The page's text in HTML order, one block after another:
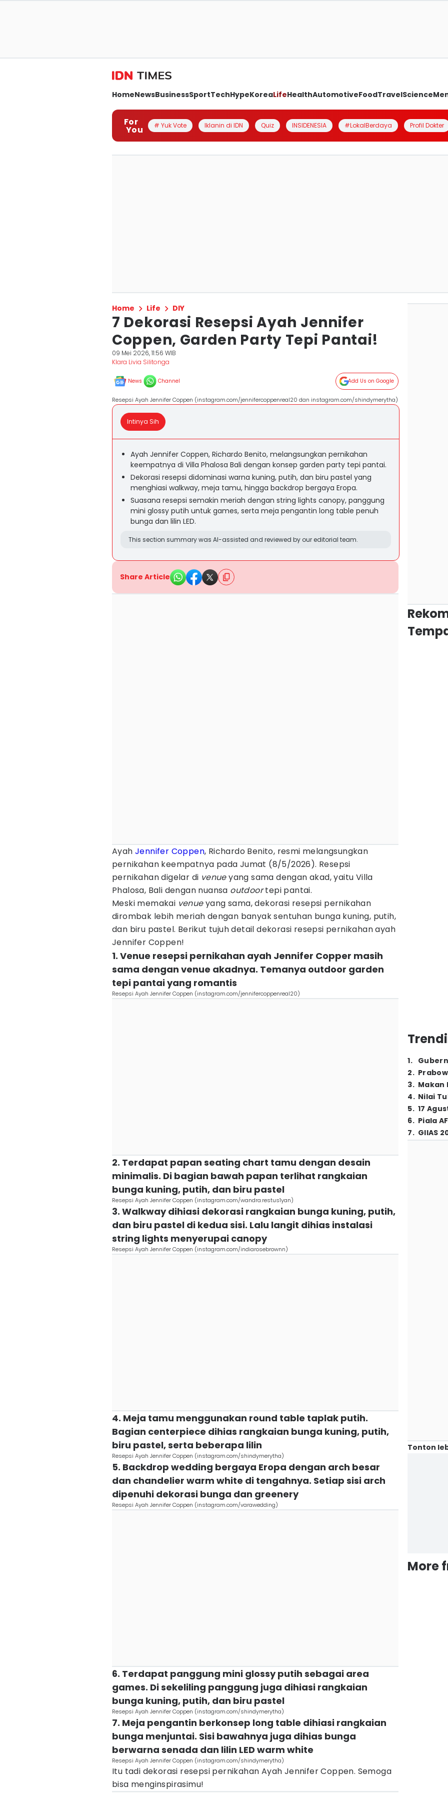
HomeNewsBusinessSportTechHypeKoreaLifeHealthAutomotiveFoodTravelScience
For
You # Yuk Vote Iklanin di IDN Quiz INSIDENESIA #LokalBerdaya Profil Dokter
Home Life DIY
7 Dekorasi Resepsi Ayah Jennifer
Coppen, Garden Party Tepi Pantai!
09 Mei 2026, 11:56 WIB
Klara Livia Silitonga
News Channel Add Us on Google
Resepsi Ayah Jennifer Coppen (instagram.com/jennifercoppenreal20 dan instagram.com/shindymerytha)
Intinya Sih
Ayah Jennifer Coppen, Richardo Benito, melangsungkan pernikahan
keempatnya di Villa Phalosa Bali dengan konsep garden party tepi pantai.
Dekorasi resepsi didominasi warna kuning, putih, dan biru pastel yang
menghiasi walkway, meja tamu, hingga backdrop bergaya Eropa.
Suasana resepsi semakin meriah dengan string lights canopy, panggung
mini glossy putih untuk games, serta meja pengantin long table penuh
bunga dan lilin LED.
This section summary was AI-assisted and reviewed by our editorial team.
Share Article
Ayah Jennifer Coppen, Richardo Benito, resmi melangsungkan
pernikahan keempatnya pada Jumat (8/5/2026). Resepsi
pernikahan digelar di venueyang sama dengan akad, yaitu Villa
Phalosa, Bali dengan nuansa outdoortepi pantai.
Meski memakai venueyang sama, dekorasi resepsi pernikahan
dirombak lebih meriah dengan banyak sentuhan bunga kuning, putih,
dan biru pastel. Berikut tujuh detail dekorasi resepsi pernikahan ayah
Jennifer Coppen!
1. Venue resepsi pernikahan ayah Jennifer Copper masih
sama dengan venue akadnya. Temanya outdoor garden
tepi pantai yang romantis
Resepsi Ayah Jennifer Coppen (instagram.com/jennifercoppenreal20)
2. Terdapat papan seating chart tamu dengan desain
minimalis. Di bagian bawah papan terlihat rangkaian
bunga kuning, putih, dan biru pastel
Resepsi Ayah Jennifer Coppen (instagram.com/wandra.restus1yan)
3. Walkway dihiasi dekorasi rangkaian bunga kuning, putih,
dan biru pastel di kedua sisi. Lalu langit dihias instalasi
string lights menyerupai canopy
Resepsi Ayah Jennifer Coppen (instagram.com/indiarosebrownn)
4. Meja tamu menggunakan round table taplak putih.
Bagian centerpiece dihias rangkaian bunga kuning, putih,
biru pastel, serta beberapa lilin
Resepsi Ayah Jennifer Coppen (instagram.com/shindymerytha)
5. Backdrop wedding bergaya Eropa dengan arch besar
dan chandelier warm white di tengahnya. Setiap sisi arch
dipenuhi dekorasi bunga dan greenery
Resepsi Ayah Jennifer Coppen (instagram.com/varawedding)
6. Terdapat panggung mini glossy putih sebagai area
games. Di sekeliling panggung juga dihiasi rangkaian
bunga kuning, putih, dan biru pastel
Resepsi Ayah Jennifer Coppen (instagram.com/shindymerytha)
7. Meja pengantin berkonsep long table dihiasi rangkaian
bunga menjuntai. Sisi bawahnya juga dihias bunga
berwarna senada dan lilin LED warm white
Resepsi Ayah Jennifer Coppen (instagram.com/shindymerytha)
Itu tadi dekorasi resepsi pernikahan Ayah Jennifer Coppen. Semoga
bisa menginspirasimu!
1.
2.
3. Makan
4. Nilai
5. 17
6. Piala
7. GIIAS
Tonton
More